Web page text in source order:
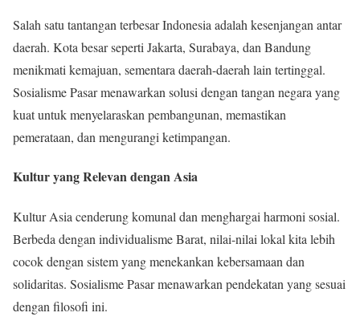
Salah satu tantangan terbesar Indonesia adalah kesenjangan antar
daerah. Kota besar seperti Jakarta, Surabaya, dan Bandung
menikmati kemajuan, sementara daerah-daerah lain tertinggal.
Sosialisme Pasar menawarkan solusi dengan tangan negara yang
kuat untuk menyelaraskan pembangunan, memastikan
pemerataan, dan mengurangi ketimpangan.
Kultur yang Relevan dengan Asia
Kultur Asia cenderung komunal dan menghargai harmoni sosial.
Berbeda dengan individualisme Barat, nilai-nilai lokal kita lebih
cocok dengan sistem yang menekankan kebersamaan dan
solidaritas. Sosialisme Pasar menawarkan pendekatan yang sesuai
dengan filosofi ini.